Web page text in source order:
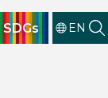
SDGs EN